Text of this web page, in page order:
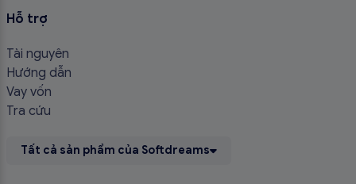
Hỗ trợ
Tài nguyên
Hướng dẫn
Vay vốn
Tra cứu
Tất cả sản phẩm của Softdreams